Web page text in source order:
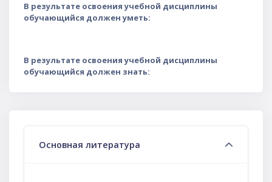
В результате освоения учебной дисциплины
обучающийся должен уметь:
В результате освоения учебной дисциплины
обучающийся должен знать:
Основная литература